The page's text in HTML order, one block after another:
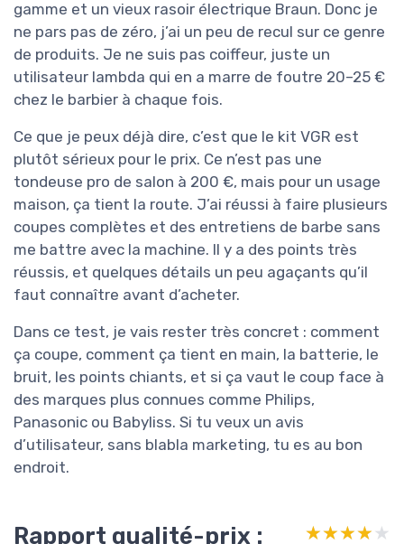
gamme et un vieux rasoir électrique Braun. Donc je
ne pars pas de zéro, j’ai un peu de recul sur ce genre
de produits. Je ne suis pas coiffeur, juste un
utilisateur lambda qui en a marre de foutre 20–25 €
chez le barbier à chaque fois.
Ce que je peux déjà dire, c’est que le kit VGR est
plutôt sérieux pour le prix. Ce n’est pas une
tondeuse pro de salon à 200 €, mais pour un usage
maison, ça tient la route. J’ai réussi à faire plusieurs
coupes complètes et des entretiens de barbe sans
me battre avec la machine. Il y a des points très
réussis, et quelques détails un peu agaçants qu’il
faut connaître avant d’acheter.
Dans ce test, je vais rester très concret : comment
ça coupe, comment ça tient en main, la batterie, le
bruit, les points chiants, et si ça vaut le coup face à
des marques plus connues comme Philips,
Panasonic ou Babyliss. Si tu veux un avis
d’utilisateur, sans blabla marketing, tu es au bon
endroit.
Rapport qualité-prix : ★★★★★
★★★★★